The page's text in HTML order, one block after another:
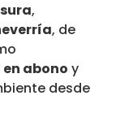
,
, de
abono y
desde